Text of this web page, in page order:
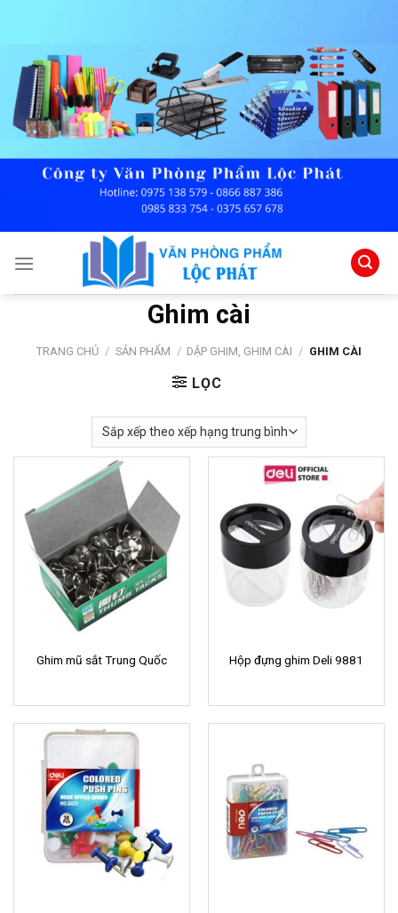
content
Ghim cài
TRANG CHỦ / SẢN PHẨM / DẬP GHIM, GHIM CÀI / GHIM CÀI
LỌC
Ghim mũ sắt Trung Quốc Hộp đựng ghim Deli 9881